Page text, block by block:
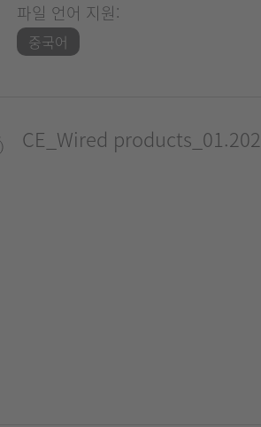
파일 언어 지원:
중국어
CE_Wired